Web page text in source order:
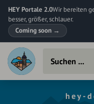
HEY Portale 2.0Wir bereiten
besser, größer, schlauer.
Coming soon →
hey-